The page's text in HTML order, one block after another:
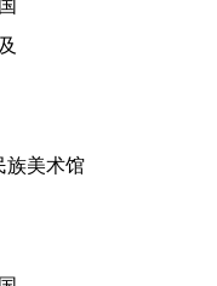
族美术馆